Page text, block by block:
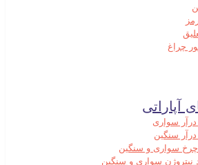
چراغ
آپاراتی
سواری
سنگین
چرخ سواری و سنگین
نیتروژن سواری و سنگین